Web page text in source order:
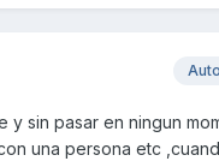
sin pasar en ningun
una persona etc